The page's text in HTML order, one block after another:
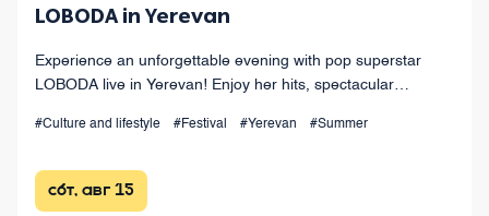
LOBODA in Yerevan
Experience an unforgettable evening with pop superstar
LOBODA live in Yerevan! Enjoy her hits, spectacular
the open sky. August 15 at Armenia
#Culture and lifestyle #Festival #Yerevan #Summer
сбт, авг 15